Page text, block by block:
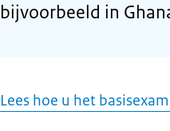
bijvoorbeeld in
Lees hoe u het